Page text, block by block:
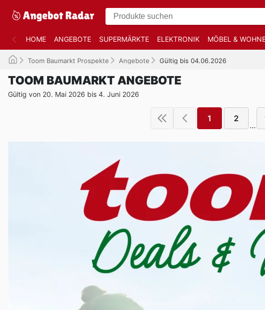
HOME ANGEBOTE SUPERMÄRKTE ELEKTRONIK MÖBEL &
Toom Baumarkt Prospekte Angebote Gültig bis 04.06.2026
TOOM BAUMARKT ANGEBOTE
Gültig von 20. Mai 2026 bis 4. Juni 2026
1 2
...